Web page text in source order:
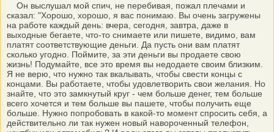
Он выслушал мой спич, не перебивая, пожал плечами и
сказал: "Хорошо, хорошо, я вас понимаю. Вы очень загружены
на работе каждый день: вчера, сегодня, завтра, даже в
выходные бегаете, что-то снимаете или пишете, видимо, вам
платят соответствующие деньги. Да пусть они вам платят
сколько угодно. Поймите, за эти деньги вы продаете свою
жизнь! Подумайте, все это время вы недодаете своим близким.
Я не верю, что нужно так вкалывать, чтобы свести концы с
концами. Вы работаете, чтобы удовлетворить свои желания. Но
знайте, что это замкнутый круг - чем больше денег, тем больше
всего хочется и тем больше вы пашете, чтобы получить еще
больше. Нужно попробовать в какой-то момент спросить себя, а
действительно ли так нужен новый навороченный телефон,